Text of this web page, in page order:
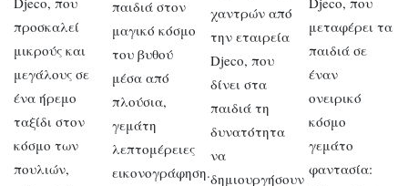
προσκαλεί
μικρούς και
μεγάλους σε
ένα ήρεμο
ταξίδι στον
κόσμο των
πουλιών,
παιδιά στον
μαγικό κόσμο
του βυθού
μέσα από
πλούσια,
γεμάτη
λεπτομέρειες
εικονογράφηση.
χαντρών από
την εταιρεία
Djeco, που
δίνει στα
παιδιά τη
δυνατότητα
να
δημιουργήσουν
μεταφέρει τα
παιδιά σε
έναν
ονειρικό
κόσμο
γεμάτο
φαντασία: